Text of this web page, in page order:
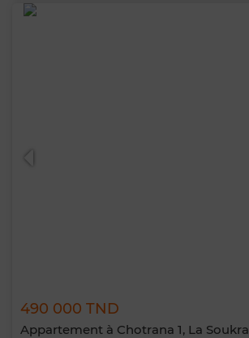
490 000 TND
Appartement à Chotrana 1, La Soukra